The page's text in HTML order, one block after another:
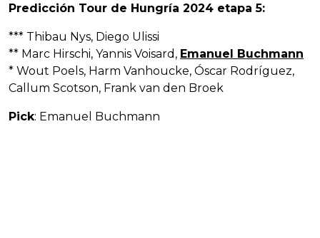
Predicción Tour de Hungría 2024 etapa 5:
*** Thibau Nys, Diego Ulissi
** Marc Hirschi, Yannis Voisard, Emanuel Buchmann
* Wout Poels, Harm Vanhoucke, Óscar Rodríguez,
Callum Scotson, Frank van den Broek
Pick: Emanuel Buchmann